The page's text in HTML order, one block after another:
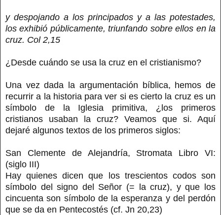
y despojando a los principados y a las potestades,
los exhibió públicamente, triunfando sobre ellos en la
cruz. Col 2,15
¿Desde cuándo se usa la cruz en el cristianismo?
Una vez dada la argumentación bíblica, hemos de
recurrir a la historia para ver si es cierto la cruz es un
símbolo de la Iglesia primitiva, ¿los primeros
cristianos usaban la cruz? Veamos que si. Aquí
dejaré algunos textos de los primeros siglos:
San Clemente de Alejandría, Stromata Libro VI:
(siglo III)
Hay quienes dicen que los trescientos codos son
símbolo del signo del Señor (= la cruz), y que los
cincuenta son símbolo de la esperanza y del perdón
que se da en Pentecostés (cf. Jn 20,23)